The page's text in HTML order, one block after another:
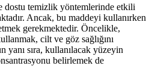
dostu temizlik yöntemlerinde etkili
Ancak, bu maddeyi kullanırken
gerekmektedir. Öncelikle,
cilt ve göz sağlığını
sıra, kullanılacak yüzeyin
belirlemek de